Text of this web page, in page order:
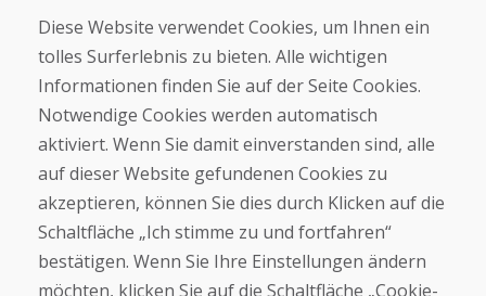
Kaufen
E-Shop
Impressum
Geschäftsbedingungen
Zahlung
Beschwerde
Rückgabe und Umtausch von Waren
Cookies
Diese Website verwendet Cookies, um Ihnen ein
tolles Surferlebnis zu bieten. Alle wichtigen
Informationen finden Sie auf der Seite Cookies.
Notwendige Cookies werden automatisch
aktiviert. Wenn Sie damit einverstanden sind, alle
auf dieser Website gefundenen Cookies zu
akzeptieren, können Sie dies durch Klicken auf die
Schaltfläche „Ich stimme zu und fortfahren“
bestätigen. Wenn Sie Ihre Einstellungen ändern
möchten, klicken Sie auf die Schaltfläche „Cookie-